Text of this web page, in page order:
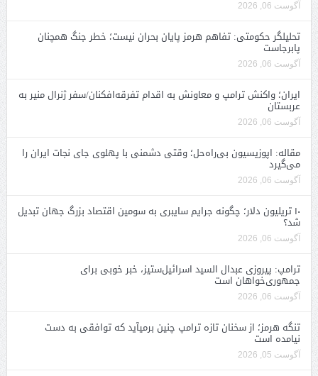
آگوست 06, 2026
تحلیلگر حکومتی: تفاهم هرمز پایان بحران نیست؛ خطر جنگ همچنان
پابرجاست
آگوست 06, 2026
ایران؛ واکنش ترامپ و معاونش به اقدام تفرقه‌افکنان/سفر ژنرال منیر به
عربستان
آگوست 06, 2026
مقاله: اپوزیسیون بی‌راه‌حل؛ وقتی دشمنی با پهلوی جای نجات ایران را
می‌گیرد
آگوست 06, 2026
۱۰ تریلیون دلار؛ چگونه جرایم سایبری به سومین اقتصاد بزرگ جهان تبدیل
شد؟
آگوست 06, 2026
ترامپ: پیروزی عبدال السید اسرائیل‌ستیز، خبر خوبی برای
جمهوری‌خواهان است
آگوست 06, 2026
تنگه هرمز؛ از سخنان تازه ترامپ چنین برمیآید که توافقی به دست
نیامده است
آگوست 05, 2026